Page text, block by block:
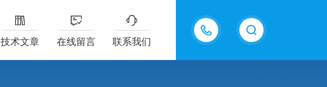
13770985289
技术文章 在线留言 联系我们